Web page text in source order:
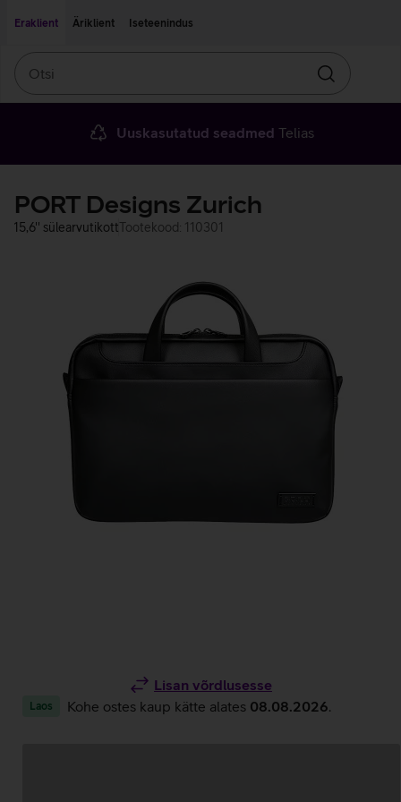
Eraklient
Äriklient Iseteenindus
Otsin
Uuskasutatud seadmed Telias
PORT Designs Zurich
15,6'' sülearvutikottTootekood: 110301
Lisan võrdlusesse
Laos Kohe ostes kaup kätte alates 08.08.2026